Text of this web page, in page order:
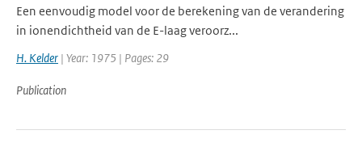
Een eenvoudig model voor de berekening van de verandering
in ionendichtheid van de E-laag veroorz...
H. Kelder | Year: 1975 | Pages: 29
Publication